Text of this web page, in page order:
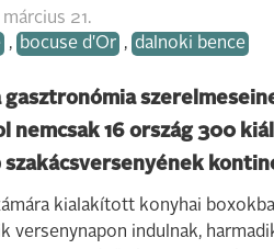
21.
, bocuse d'Or , dalnoki bence
gasztronómia
nemcsak 16 ország 300
szakácsversenyének
kialakított konyhai
versenynapon indulnak,